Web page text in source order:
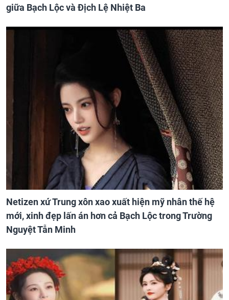
giữa Bạch Lộc và Địch Lệ Nhiệt Ba
Netizen xứ Trung xôn xao xuất hiện mỹ nhân thế hệ
mới, xinh đẹp lấn án hơn cả Bạch Lộc trong Trường
Nguyệt Tẫn Minh